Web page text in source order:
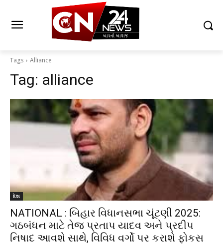
Tags Alliance
Tag: alliance
દેશ
NATIONAL : બિહાર વિધાનસભા ચૂંટણી 2025:
ગઠબંધન માટે તેજ પ્રતાપ યાદવ અને પ્રદીપ
નિષાદ આવશે સાથે, વિવિધ વર્ગો પર કરાશે ફોકસ